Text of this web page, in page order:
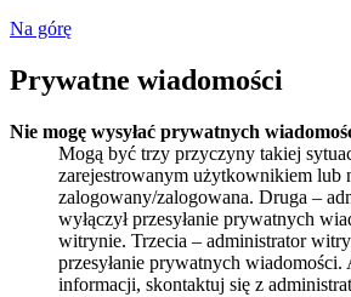
Na górę
Prywatne wiadomości
Nie mogę wysyłać prywatnych
Mogą być trzy przyczyny takiej
zarejestrowanym użytkownikiem lub
zalogowany/zalogowana. Druga –
wyłączył przesyłanie prywatnych
witrynie. Trzecia – administrator
przesyłanie prywatnych
informacji, skontaktuj się z